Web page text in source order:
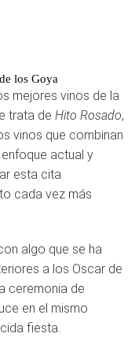
los Goya
mejores vinos de la
trata de Hito Rosado,
vinos que combinan
actual y
esta cita
cada vez más
algo que se ha
a los Oscar de
ceremonia de
en el mismo
fiesta.